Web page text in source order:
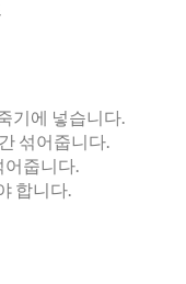
기에 넣습니다.
섞어줍니다.
어줍니다.
합니다.